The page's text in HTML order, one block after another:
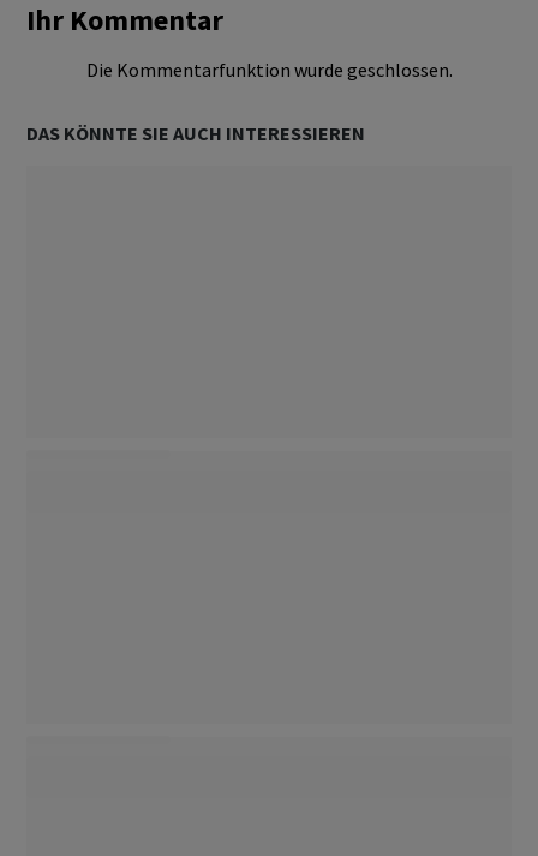
Ihr Kommentar
Die Kommentarfunktion wurde geschlossen.
DAS KÖNNTE SIE AUCH INTERESSIEREN